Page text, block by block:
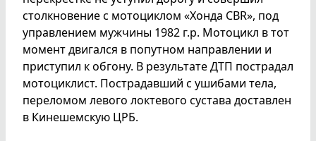
столкновение с мотоциклом «Хонда СBR», под
управлением мужчины 1982 г.р. Мотоцикл в тот
момент двигался в попутном направлении и
приступил к обгону. В результате ДТП пострадал
мотоциклист. Пострадавший с ушибами тела,
переломом левого локтевого сустава доставлен
в Кинешемскую ЦРБ.